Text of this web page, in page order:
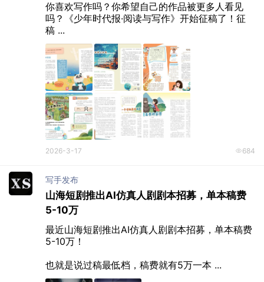
你喜欢写作吗？你希望自己的作品被更多人看见
吗？《少年时代报·阅读与写作》开始征稿了！征
稿 ...
2026-3-17 684
写手发布
山海短剧推出AI仿真人剧剧本招募，单本稿费
5-10万
最近山海短剧推出AI仿真人剧剧本招募，单本稿费
5-10万！
也就是说过稿最低档，稿费就有5万一本 ...